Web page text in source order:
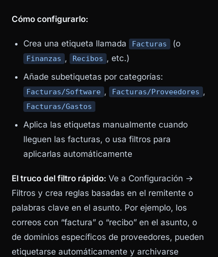
Cómo configurarlo:
Crea una etiqueta llamada Facturas (o
Finanzas , Recibos , etc.)
Añade subetiquetas por categorías:
Facturas/Software , Facturas/Proveedores ,
Facturas/Gastos
Aplica las etiquetas manualmente cuando
lleguen las facturas, o usa filtros para
aplicarlas automáticamente
El truco del filtro rápido: Ve a Configuración →
Filtros y crea reglas basadas en el remitente o
palabras clave en el asunto. Por ejemplo, los
correos con “factura” o “recibo” en el asunto, o
de dominios específicos de proveedores, pueden
etiquetarse automáticamente y archivarse